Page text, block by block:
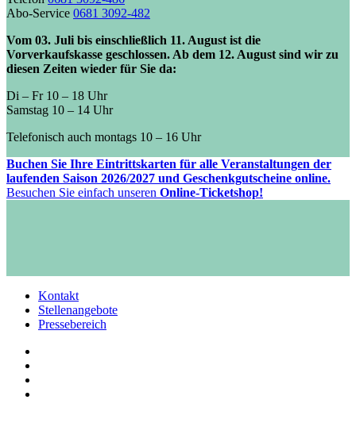
Abo-Service 0681 3092-482
Vom 03. Juli bis einschließlich 11. August ist die
Vorverkaufskasse geschlossen. Ab dem 12. August sind wir zu
diesen Zeiten wieder für Sie da:
Di – Fr 10 – 18 Uhr
Samstag 10 – 14 Uhr
Telefonisch auch montags 10 – 16 Uhr
Buchen Sie Ihre Eintrittskarten für alle Veranstaltungen der
laufenden Saison 2026/2027 und Geschenkgutscheine online.
Besuchen Sie einfach unseren Online-Ticketshop!
Kontakt
Stellenangebote
Pressebereich